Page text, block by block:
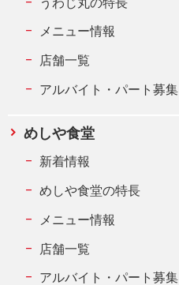
メニュー情報
店舗一覧
アルバイト・パート募集
めしや食堂
新着情報
めしや食堂の特長
メニュー情報
店舗一覧
アルバイト・パート募集